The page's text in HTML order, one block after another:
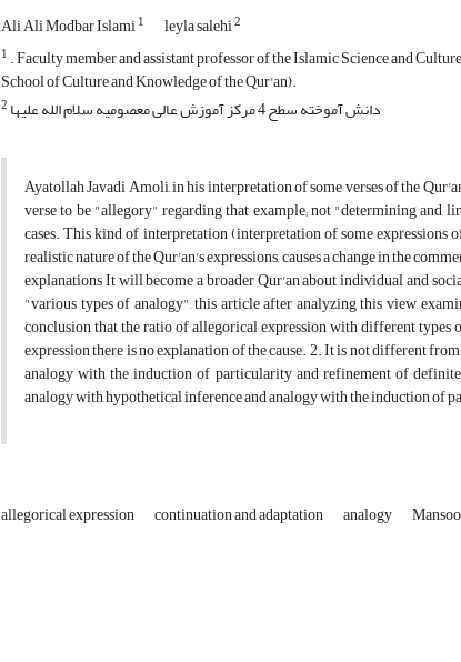
Ali Ali Modbar Islami1 leyla salehi2
1 . Faculty member and assistant professor of the Islamic Science and
School of Culture and Knowledge of the Qur'an).
2
دانش آموخته سطح 4 مرکز آموزش عالی معصومیه سلام الله علیها
Ayatollah Javadi Amoli, in his interpretation of some verses of the
verse to be "allegory" regarding that example; not "determining and
cases. This kind of interpretation (interpretation of some
realistic nature of the Qur'an's expressions, causes a change in the
explanations It will become a broader Qur'an about individual and
"various types of analogy", this article after analyzing this view,
conclusion that the ratio of allegorical expression with different types
expression there is no explanation of the cause. 2. It is not different
analogy with the induction of particularity and refinement of
analogy with hypothetical inference and analogy with the induction of
allegorical expression continuation and adaptation analogy